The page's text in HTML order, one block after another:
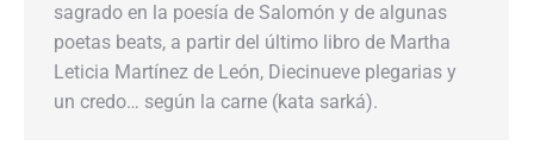
sagrado en la poesía de Salomón y de algunas
poetas beats, a partir del último libro de Martha
Leticia Martínez de León, Diecinueve plegarias y
un credo… según la carne (kata sarká).